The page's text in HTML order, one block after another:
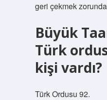
geri çekmek
Büyük
Türk
kişi vardı?
Türk Ordusu 92.